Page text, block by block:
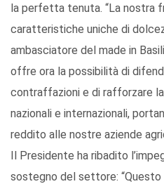
la perfetta tenuta. “La nostra
caratteristiche uniche di
ambasciatore del made in
offre ora la possibilità di
contraffazioni e di rafforzare
nazionali e internazionali,
reddito alle nostre aziende
Il Presidente ha ribadito
sostegno del settore: